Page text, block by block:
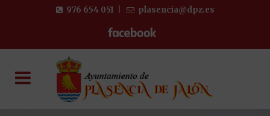
976 654 051 plasencia@dpz.es